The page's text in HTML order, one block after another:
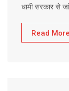
धामी सरकार से
Read More